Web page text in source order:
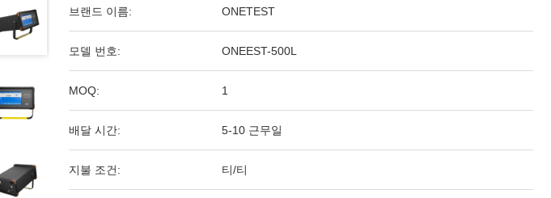
브랜드 이름: ONETEST
모델 번호: ONEEST-500L
MOQ: 1
배달 시간: 5-10 근무일
지불 조건: 티/티